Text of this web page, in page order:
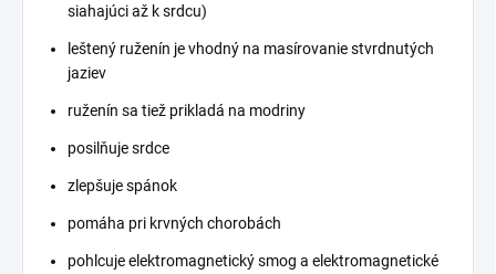
siahajúci až k srdcu)
leštený ruženín je vhodný na masírovanie stvrdnutých
jaziev
ruženín sa tiež prikladá na modriny
posilňuje srdce
zlepšuje spánok
pomáha pri krvných chorobách
pohlcuje elektromagnetický smog a elektromagnetické